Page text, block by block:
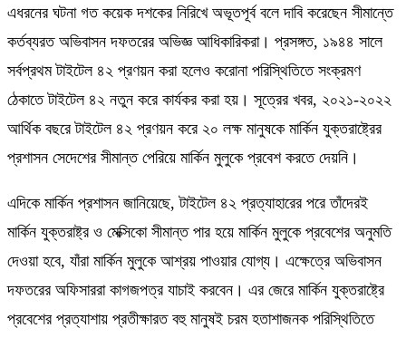
এধরনের ঘটনা গত কয়েক দশকের নিরিখে অভূতপূর্ব বলে দাবি করেছেন সীমান্তে
কর্তব্যরত অভিবাসন দফতরের অভিজ্ঞ আধিকারিকরা। প্রসঙ্গত, ১৯৪৪ সালে
সর্বপ্রথম টাইটেল ৪২ প্রণয়ন করা হলেও করোনা পরিস্থিতিতে সংক্রমণ
ঠেকাতে টাইটেল ৪২ নতুন করে কার্যকর করা হয়। সূত্রের খবর, ২০২১-২০২২
আর্থিক বছরে টাইটেল ৪২ প্রণয়ন করে ২০ লক্ষ মানুষকে মার্কিন যুক্তরাষ্ট্রের
প্রশাসন সেদেশের সীমান্ত পেরিয়ে মার্কিন মুলুকে প্রবেশ করতে দেয়নি।
এদিকে মার্কিন প্রশাসন জানিয়েছে, টাইটেল ৪২ প্রত্যাহারের পরে তাঁদেরই
মার্কিন যুক্তরাষ্ট্র ও মেক্সিকো সীমান্ত পার হয়ে মার্কিন মুলুকে প্রবেশের অনুমতি
দেওয়া হবে, যাঁরা মার্কিন মুলুকে আশ্রয় পাওয়ার যোগ্য। এক্ষেত্রে অভিবাসন
দফতরের অফিসাররা কাগজপত্র যাচাই করবেন। এর জেরে মার্কিন যুক্তরাষ্ট্রে
প্রবেশের প্রত্যাশায় প্রতীক্ষারত বহু মানুষই চরম হতাশাজনক পরিস্থিতিতে